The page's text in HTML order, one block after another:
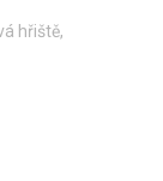
hřiště,